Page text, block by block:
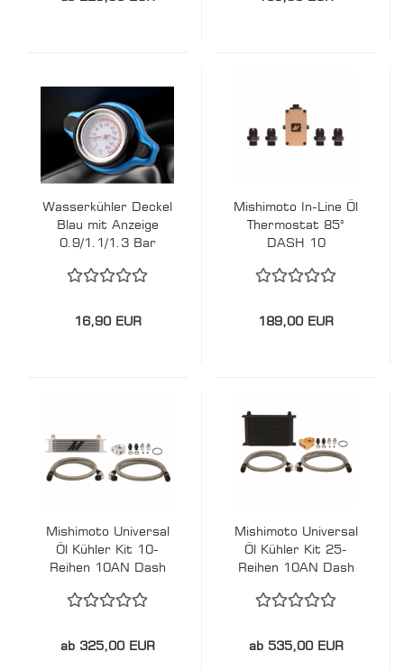
Wasserkühler Deckel
Blau mit Anzeige
0.9/1.1/1.3 Bar
16,90 EUR
Mishimoto In-Line Öl
Thermostat 85°
DASH 10
189,00 EUR
Mishimoto Universal
Öl Kühler Kit 10-
Reihen 10AN Dash
ab 325,00 EUR
Mishimoto Universal
Öl Kühler Kit 25-
Reihen 10AN Dash
ab 535,00 EUR